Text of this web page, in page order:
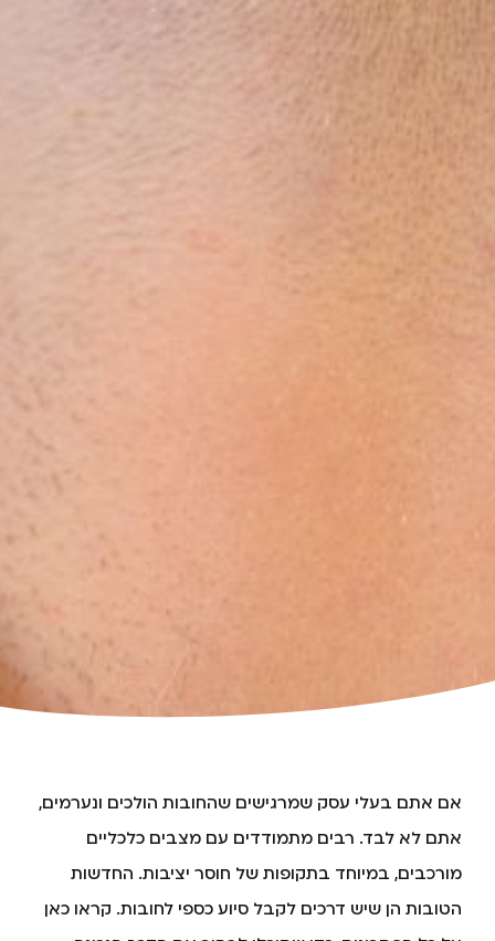
אם אתם בעלי עסק שמרגישים שהחובות הולכים ונערמים,
אתם לא לבד. רבים מתמודדים עם מצבים כלכליים
מורכבים, במיוחד בתקופות של חוסר יציבות. החדשות
הטובות הן שיש דרכים לקבל סיוע כספי לחובות. קראו כאן